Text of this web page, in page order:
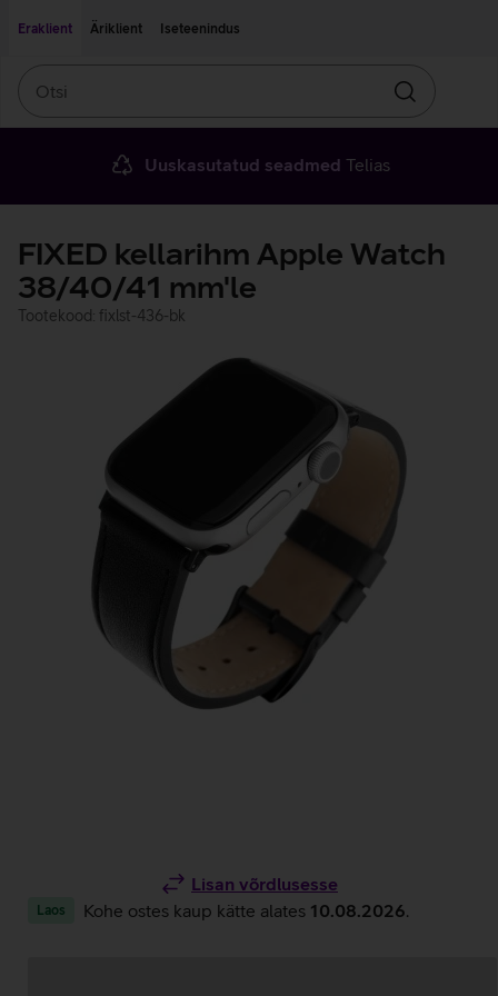
Eraklient
Äriklient Iseteenindus
Otsin
Uuskasutatud seadmed Telias
FIXED kellarihm Apple Watch
38/40/41 mm'le
Tootekood: fixlst-436-bk
Lisan võrdlusesse
Laos Kohe ostes kaup kätte alates 10.08.2026